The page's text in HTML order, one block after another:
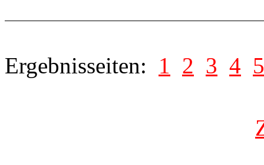
Ergebnisseiten: 1 2 3 4 5